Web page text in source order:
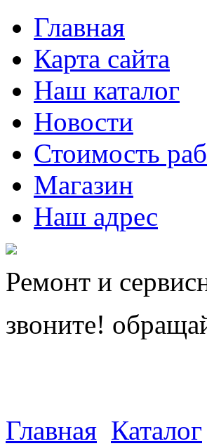
Главная
Карта сайта
Наш каталог
Новости
Стоимость
Магазин
Наш адрес
Ремонт и
звоните!
Главная Каталог